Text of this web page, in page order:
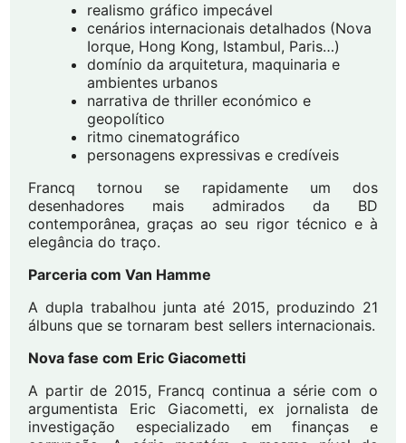
realismo gráfico impecável
cenários internacionais detalhados (Nova
Iorque, Hong Kong, Istambul, Paris…)
domínio da arquitetura, maquinaria e
ambientes urbanos
narrativa de thriller económico e
geopolítico
ritmo cinematográfico
personagens expressivas e credíveis
Francq tornou se rapidamente um dos
desenhadores mais admirados da BD
contemporânea, graças ao seu rigor técnico e à
elegância do traço.
Parceria com Van Hamme
A dupla trabalhou junta até 2015, produzindo 21
álbuns que se tornaram best sellers internacionais.
Nova fase com Eric Giacometti
A partir de 2015, Francq continua a série com o
argumentista Eric Giacometti, ex jornalista de
investigação especializado em finanças e